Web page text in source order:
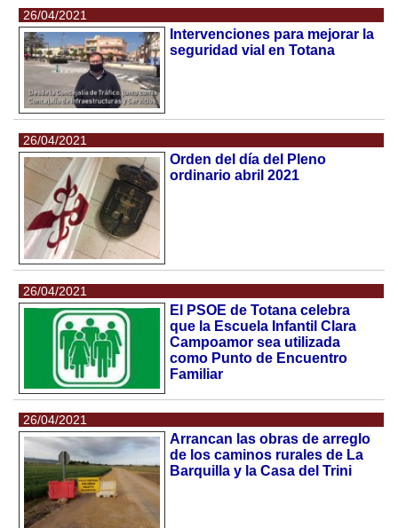
26/04/2021
Intervenciones para mejorar la
seguridad vial en Totana
26/04/2021
Orden del día del Pleno
ordinario abril 2021
26/04/2021
El PSOE de Totana celebra
que la Escuela Infantil Clara
Campoamor sea utilizada
como Punto de Encuentro
Familiar
26/04/2021
Arrancan las obras de arreglo
de los caminos rurales de La
Barquilla y la Casa del Trini